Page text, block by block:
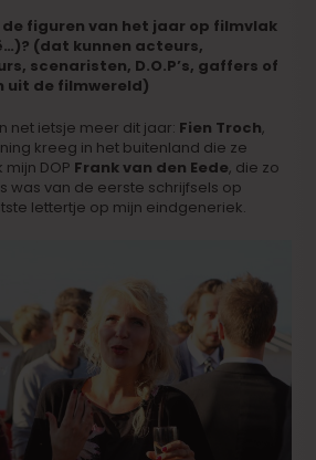
de figuren van het jaar op filmvlak
(dat kunnen acteurs,
scenaristen, D.O.P’s, gaffers of
uit de filmwereld)
net ietsje meer dit jaar: Fien Troch,
kreeg in het buitenland die ze
DOP Frank van den Eede, die zo
was van de eerste schrijfsels op
lettertje op mijn eindgeneriek.